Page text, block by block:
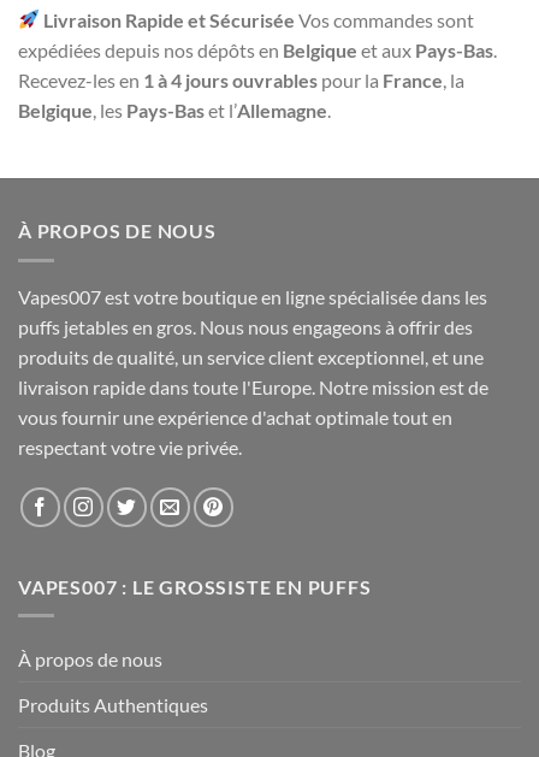
Livraison Rapide et Sécurisée Vos commandes sont
expédiées depuis nos dépôts en Belgique et aux Pays-Bas
Recevez-les en 1 à 4 jours ouvrables pour la France , la
Belgique , les Pays-Baset l’Allemagne
À PROPOS DE NOUS
Vapes007 est votre boutique en ligne spécialisée dans les
puffs jetables en gros. Nous nous engageons à offrir des
produits de qualité, un service client exceptionnel, et une
livraison rapide dans toute l'Europe. Notre mission est de
vous fournir une expérience d'achat optimale tout en
respectant votre vie privée.
VAPES007 : LE GROSSISTE EN PUFFS
À propos de nous
Produits Authentiques
Blog